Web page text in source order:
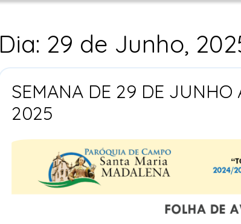
Dia: 29 de Junho,
SEMANA DE 29 DE
2025
DE
29
DE
JUNHO